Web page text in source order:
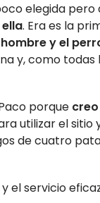
elegida
. Era es la
y el
y, como todas
porque
utilizar el sitio
de cuatro
el servicio